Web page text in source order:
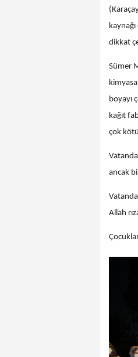
dikkat
Sümer
boyayı
kağıt
çok
ancak
Allah